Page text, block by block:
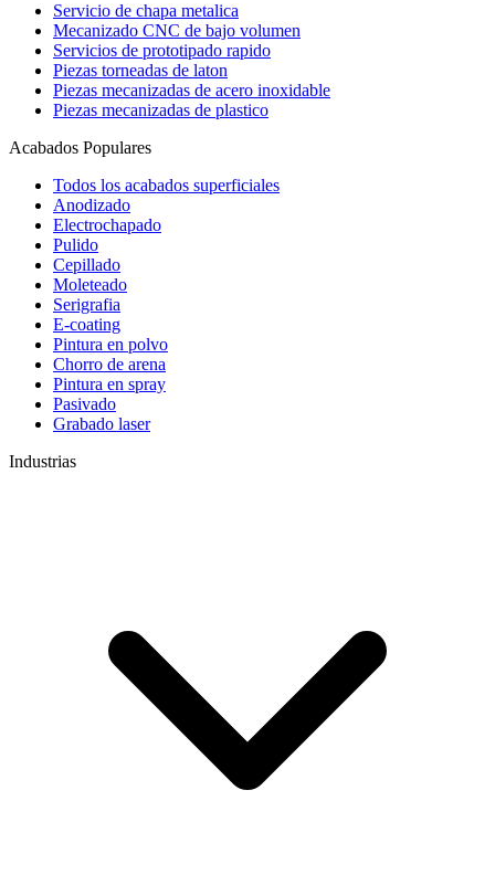
Servicio de chapa metalica
Mecanizado CNC de bajo volumen
Servicios de prototipado rapido
Piezas torneadas de laton
Piezas mecanizadas de acero inoxidable
Piezas mecanizadas de plastico
Acabados Populares
Todos los acabados superficiales
Anodizado
Electrochapado
Pulido
Cepillado
Moleteado
Serigrafia
E-coating
Pintura en polvo
Chorro de arena
Pintura en spray
Pasivado
Grabado laser
Industrias